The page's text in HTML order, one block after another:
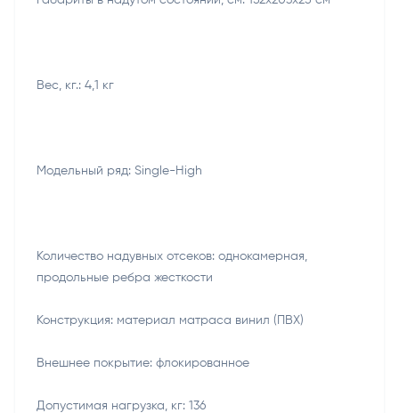
Вес, кг.: 4,1 кг
Модельный ряд: Single-High
Количество надувных отсеков: однокамерная,
продольные ребра жесткости
Конструкция: материал матраса винил (ПВХ)
Внешнее покрытие: флокированное
Допустимая нагрузка, кг: 136